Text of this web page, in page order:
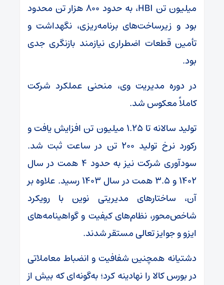
میلیون تن HBI، به حدود ۸۰۰ هزار تن محدود
بود و زیرساخت‌های برنامه‌ریزی، نگهداشت و
تأمین قطعات اضطراری نیازمند بازنگری جدی
بود.
در دوره مدیریت وی، منحنی عملکرد شرکت
کاملاً معکوس شد.
تولید سالانه تا ۱.۲۵ میلیون تن افزایش یافت و
رکورد نرخ تولید ۲۰۰ تن در ساعت ثبت شد.
سودآوری شرکت نیز به حدود ۴ همت در سال
۱۴۰۲ و ۳.۵ همت در سال ۱۴۰۳ رسید. علاوه بر
آن، ساختارهای مدیریتی نوین با رویکرد
شاخص‌محور، نظام‌های کیفیت و گواهینامه‌های
ایزو و جوایز تعالی مستقر شدند.
دشتیانه همچنین شفافیت و انضباط معاملاتی
در بورس کالا را نهادینه کرد؛ به‌گونه‌ای که بیش از